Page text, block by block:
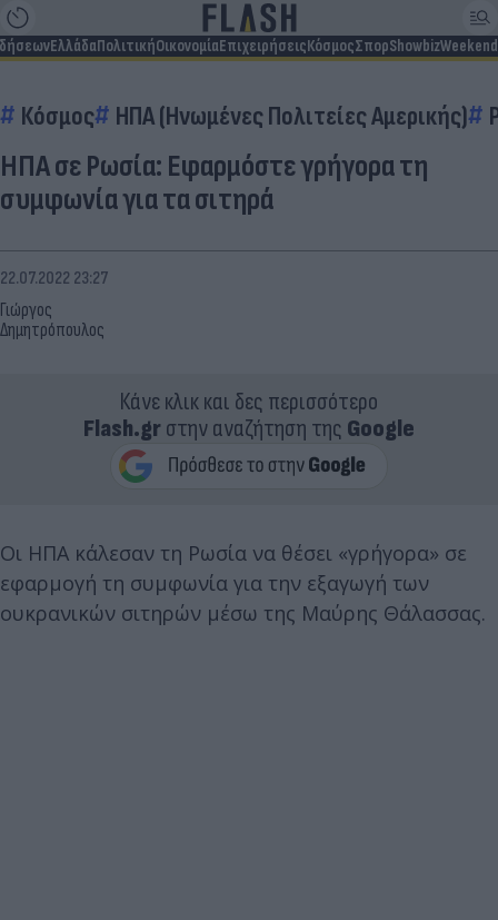
ΕλλάδαΠολιτικήΟικονομίαΕπιχειρήσειςΚόσμοςΣπορShowbizWeekend
Κόσμος ΗΠΑ (Ηνωμένες Πολιτείες Αμερικής)
ΗΠΑ σε Ρωσία: Εφαρμόστε γρήγορα τη
συμφωνία για τα σιτηρά
Γιώργος
Δημητρόπουλος
22.07.2022 23:27
Κάνε κλικ και δες περισσότερο
Flash.grστην αναζήτηση της Google
Οι ΗΠΑ κάλεσαν τη Ρωσία να θέσει «γρήγορα» σε
εφαρμογή τη συμφωνία για την εξαγωγή των
ουκρανικών σιτηρών μέσω της Μαύρης Θάλασσας.